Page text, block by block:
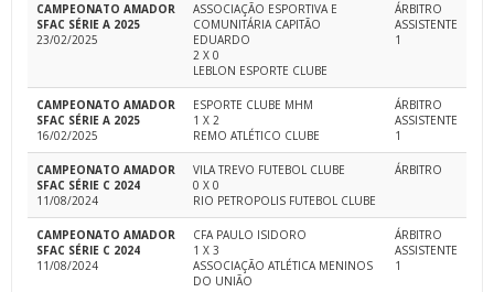
CAMPEONATO AMADOR
SFAC SÉRIE A 2025
23/02/2025
ASSOCIAÇÃO ESPORTIVA E
COMUNITÁRIA CAPITÃO
EDUARDO
2 X 0
LEBLON ESPORTE CLUBE
ÁRBITRO
ASSISTENTE
1
CAMPEONATO AMADOR
SFAC SÉRIE A 2025
16/02/2025
ESPORTE CLUBE MHM
1 X 2
REMO ATLÉTICO CLUBE
ÁRBITRO
ASSISTENTE
1
CAMPEONATO AMADOR
SFAC SÉRIE C 2024
11/08/2024
VILA TREVO FUTEBOL CLUBE
0 X 0
RIO PETROPOLIS FUTEBOL CLUBE
ÁRBITRO
CAMPEONATO AMADOR
SFAC SÉRIE C 2024
11/08/2024
CFA PAULO ISIDORO
1 X 3
ASSOCIAÇÃO ATLÉTICA MENINOS
DO UNIÃO
ÁRBITRO
ASSISTENTE
1